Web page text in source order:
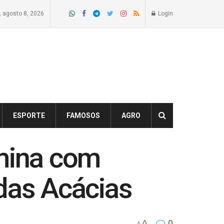
agosto 8, 2026 Login
ESPORTE FAMOSOS AGRO
com
Acácias